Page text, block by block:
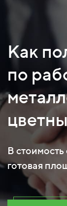
Как
по
В
готовая